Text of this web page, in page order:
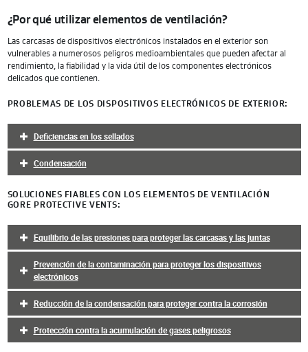
¿Por qué utilizar elementos de ventilación?
Las carcasas de dispositivos electrónicos instalados en el exterior son
vulnerables a numerosos peligros medioambientales que pueden afectar al
rendimiento, la fiabilidad y la vida útil de los componentes electrónicos
delicados que contienen.
PROBLEMAS DE LOS DISPOSITIVOS ELECTRÓNICOS DE EXTERIOR:
Deficiencias en los sellados
Condensación
SOLUCIONES FIABLES CON LOS ELEMENTOS DE VENTILACIÓN
GORE PROTECTIVE VENTS:
Equilibrio de las presiones para proteger las carcasas y las juntas
Prevención de la contaminación para proteger los dispositivos
electrónicos
Reducción de la condensación para proteger contra la corrosión
Protección contra la acumulación de gases peligrosos